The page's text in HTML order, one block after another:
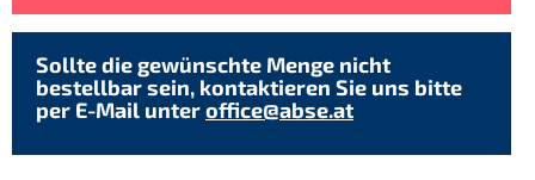
Sollte die gewünschte Menge nicht
bestellbar sein, kontaktieren Sie uns bitte
per E-Mail unteroffice@abse.at